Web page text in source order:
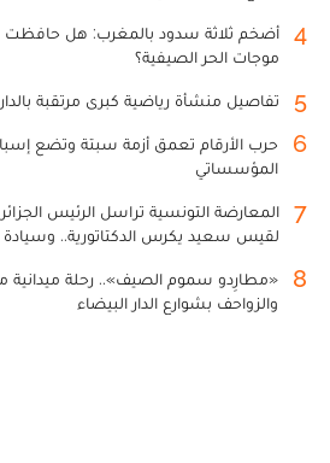
4
أضخم ثلاثة سدود بالمغرب: هل
موجات الحر الصيفية؟
5 تفاصيل منشأة رياضية كبرى مرتقبة
6
حرب الأرقام تعمق أزمة سبتة وتضع
المؤسساتي
7
المعارضة التونسية تراسل الرئيس
لقيس سعيد يكرس الدكتاتورية..
8
«مطارِدو سموم الصيف».. رحلة ميدانية
والزواحف بشوارع الدار البيضاء